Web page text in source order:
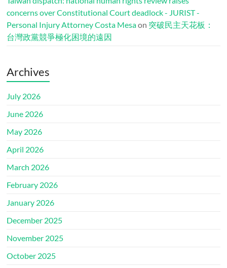
concerns over Constitutional Court deadlock - JURIST -
Personal Injury Attorney Costa Mesaon 突破民主天花板：
台灣政黨競爭極化困境的遠因
Archives
July 2026
June 2026
May 2026
April 2026
March 2026
February 2026
January 2026
December 2025
November 2025
October 2025